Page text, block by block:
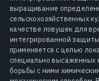
выращивание
сельскохозяйственных
качестве ловушек для
интегрированной
применяется с целью
специально высаженных
борьбы с ними